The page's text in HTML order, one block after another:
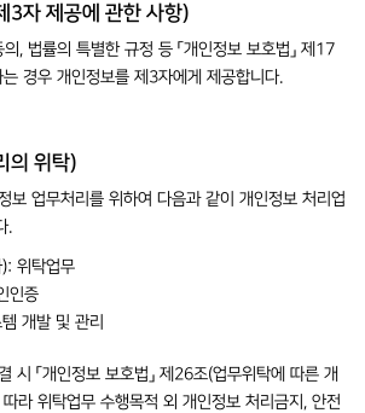
3자 제공에 관한 사항)
, 법률의 특별한 규정 등 「개인정보 보호법」 제17
경우 개인정보를 제3자에게 제공합니다.
의 위탁)
보 업무처리를 위하여 다음과 같이 개인정보 처리업
.
위탁업무
인증
개발 및 관리
시 「개인정보 보호법」 제26조(업무위탁에 따른 개
라 위탁업무 수행목적 외 개인정보 처리금지, 안전